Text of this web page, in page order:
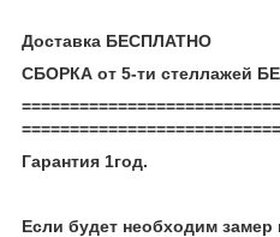
Доставка БЕСПЛАТНО
СБОРКА от 5-ти стеллажей
Гарантия 1год.
Если будет необходим